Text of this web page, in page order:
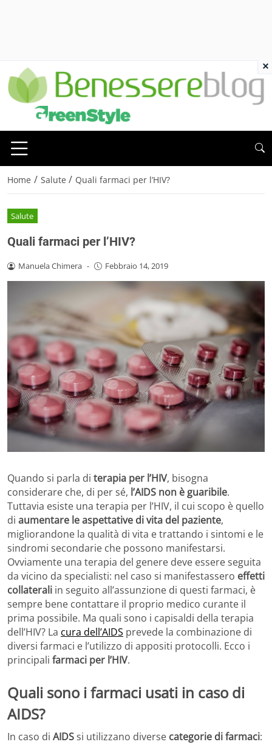
Home / Salute / Quali farmaci per l’HIV?
Salute
Quali farmaci per l’HIV?
Manuela Chimera - Febbraio 14, 2019
Quando si parla di terapia per l’HIV, bisogna
considerare che, di per sé, l’AIDS non è guaribile.
Tuttavia esiste una terapia per l’HIV, il cui scopo è quello
di aumentare le aspettative di vita del paziente,
migliorandone la qualità di vita e trattando i sintomi e le
sindromi secondarie che possono manifestarsi.
Ovviamente una terapia del genere deve essere seguita
da vicino da specialisti: nel caso si manifestassero effetti
collaterali in seguito all’assunzione di questi farmaci, è
sempre bene contattare il proprio medico curante il
prima possibile. Ma quali sono i capisaldi della terapia
dell’HIV? La cura dell’AIDS prevede la combinazione di
diversi farmaci e l’utilizzo di appositi protocolli. Ecco i
principali farmaci per l’HIV.
Quali sono i farmaci usati in caso di
AIDS?
In caso di AIDSsi utilizzano diverse categorie di farmaci:
×